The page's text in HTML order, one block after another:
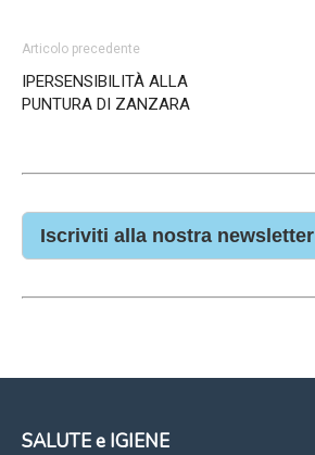
Articolo precedente
IPERSENSIBILITÀ ALLA
PUNTURA DI ZANZARA
Iscriviti alla nostra newsletter
SALUTE e IGIENE